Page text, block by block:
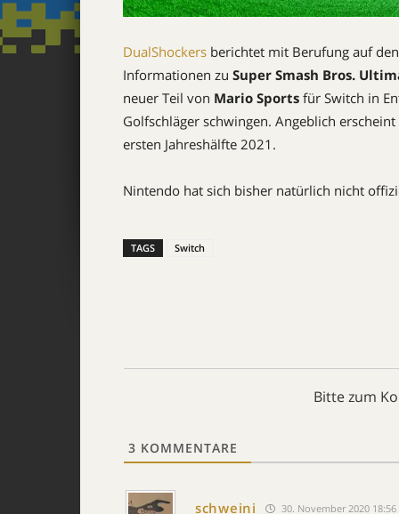
DualShockers berichtet mit Berufung auf
Informationen zu Super Smash Bros.
neuer Teil von Mario Sports für Switch in
Golfschläger schwingen. Angeblich
ersten Jahreshälfte 2021.
Nintendo hat sich bisher natürlich nicht
TAGS Switch
Bitte zum
3 KOMMENTARE
schweini 30. November 2020 18:56